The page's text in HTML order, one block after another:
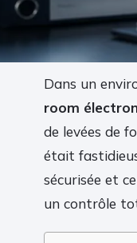
Dans un
room
de levées de
était
sécurisée et
un contrôle